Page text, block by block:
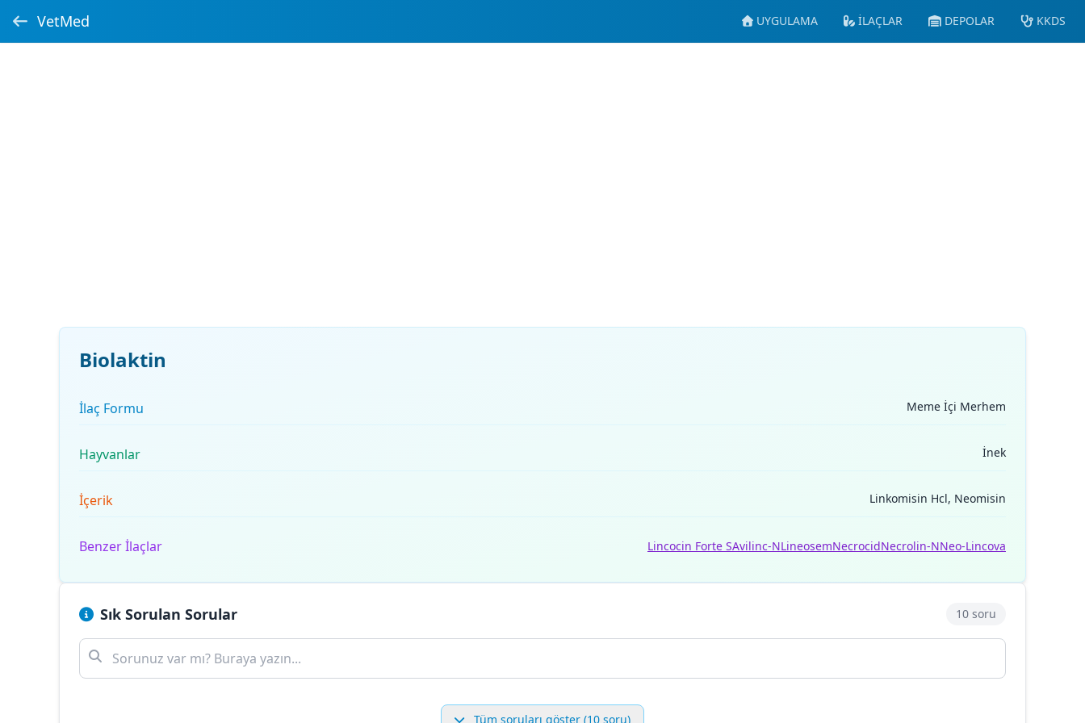
VetMed UYGULAMA İLAÇLAR DEPOLAR KKDS
Biolaktin
İlaç Formu Meme İçi Merhem
Hayvanlar İnek
İçerik Linkomisin Hcl, Neomisin
Benzer İlaçlar Lincocin Forte SAvilinc-NLineosemNecrocidNecrolin-NNeo-Lincova
Sık Sorulan Sorular 10 soru
Tüm soruları göster (10 soru)